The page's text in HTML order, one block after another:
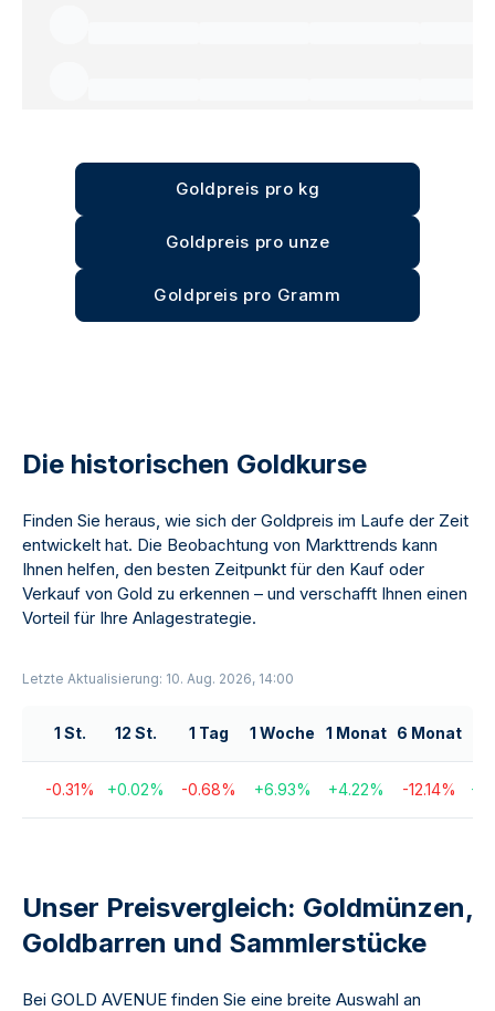
Goldpreis pro Gramm
Goldpreis pro unze
Goldpreis pro kg
Die historischen Goldkurse
Finden Sie heraus, wie sich der Goldpreis im Laufe der Zeit
entwickelt hat. Die Beobachtung von Markttrends kann
Ihnen helfen, den besten Zeitpunkt für den Kauf oder
Verkauf von Gold zu erkennen – und verschafft Ihnen einen
Vorteil für Ihre Anlagestrategie.
Letzte Aktualisierung: 10. Aug. 2026, 14:00
1 St. 12 St. 1 Tag 1 Woche 1 Monat 6 Monat
-0.31% +0.02% -0.68% +6.93% +4.22% -12.14% +
Unser Preisvergleich: Goldmünzen,
Goldbarren und Sammlerstücke
Bei GOLD AVENUE finden Sie eine breite Auswahl an